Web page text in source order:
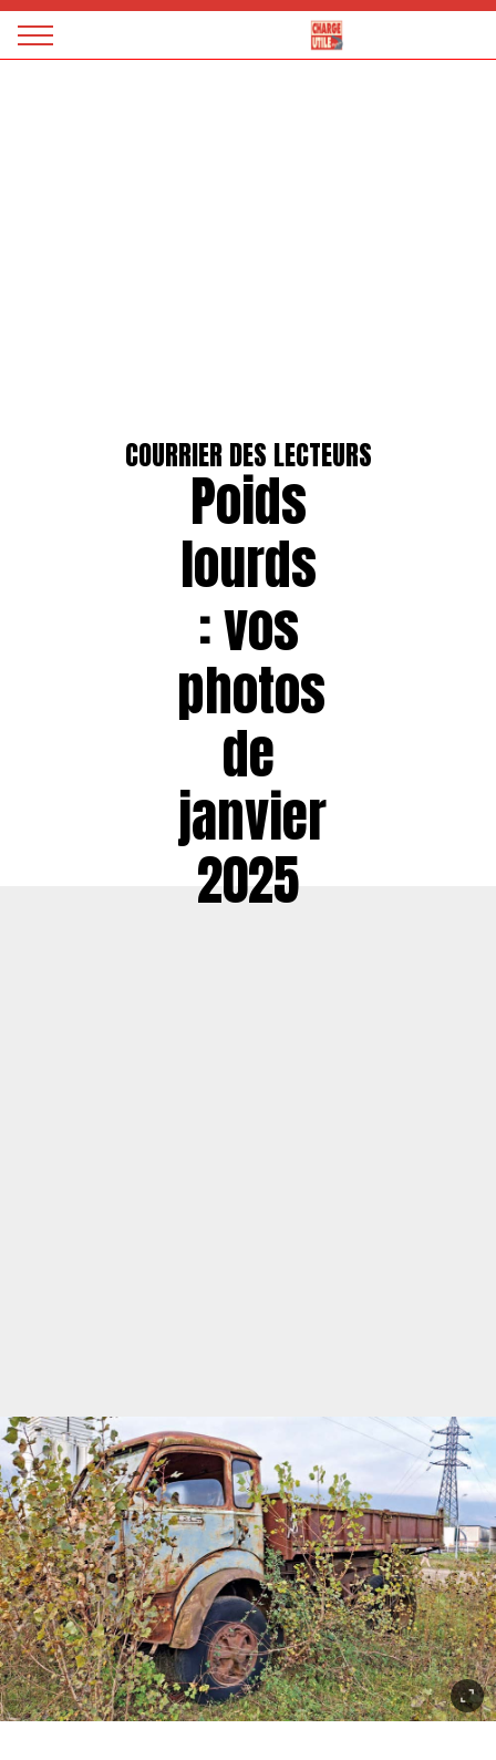
Magazine
COURRIER DES LECTEURS
Poids
lourds
: vos
photos
de
janvier
2025
Panneau de gestion des cookies